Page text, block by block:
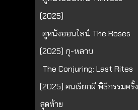
(2025)
ดูหนังออนไลน์ The Roses
(2025) กุ-หลาบ
The Conjuring: Last Rites
(2025) คนเรียกผี พิธีกรรมครั้ง
สุดท้าย